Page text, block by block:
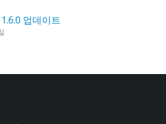
업데이트
업데이트